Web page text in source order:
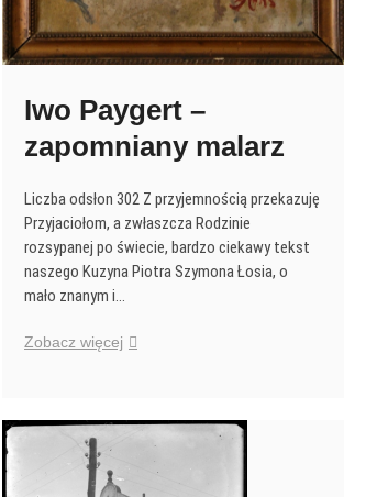
Iwo Paygert –
zapomniany malarz
Liczba odsłon 302 Z przyjemnością przekazuję
Przyjaciołom, a zwłaszcza Rodzinie
rozsypanej po świecie, bardzo ciekawy tekst
naszego Kuzyna Piotra Szymona Łosia, o
mało znanym i…
Zobacz więcej Iwo